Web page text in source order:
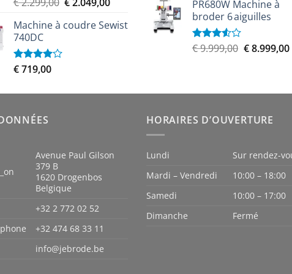
5
initial
actuel
Machine à coudre Sewist
740DC
Note
€719,00
initial
était :
PR680W Machine à
broder 6 aiguilles
Note
€9.999,00 Le
€8.999,00Le
Avenue Paul Gilson
379 B
1620 Drogenbos
Belgique
+32 2 772 02 52
+32 474 68 33 11
info@jebrode.be
HORAIRES D’OUVERTURE
Lundi
Sur rendez-
Mardi – Vendredi
10:00 – 18:00
Samedi
10:00 – 17:00
Dimanche
Fermé